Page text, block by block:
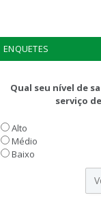
ENQUETES
Qual seu nível de
serviço
Alto
Médio
Baixo